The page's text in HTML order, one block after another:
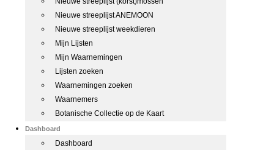
Nieuwe streeplijst ANEMOON
Nieuwe streeplijst weekdieren
Mijn Lijsten
Mijn Waarnemingen
Lijsten zoeken
Waarnemingen zoeken
Waarnemers
Botanische Collectie op de Kaart
Dashboard
Dashboard